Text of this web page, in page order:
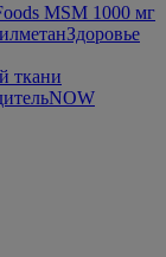
MSM 1000 мг
Здоровье
ткани
NOW